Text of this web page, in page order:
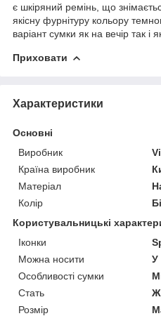
є шкіряний ремінь, що
якісну фурнітуру кольору
варіант сумки як на вечір так і
Приховати
Характеристики
Основні
Виробник
Країна виробник
Матеріал
Колір
Користувальницькі
Іконки
Можна носити
У
Особливості сумки
Стать
Розмір